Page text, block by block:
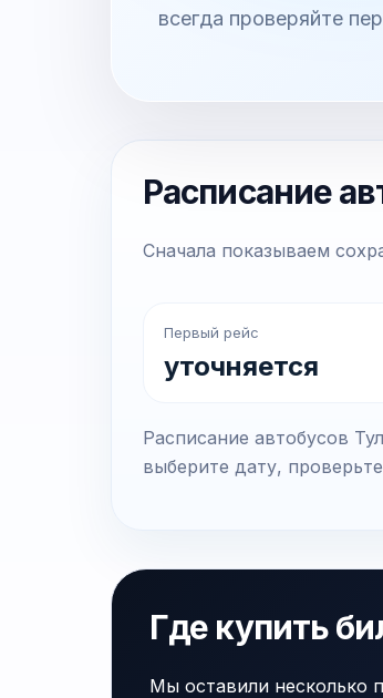
всегда проверяйте
Расписание
Сначала показываем
Первый рейс
уточняется
Расписание автобусов
выберите дату,
Где купить
Мы оставили несколько